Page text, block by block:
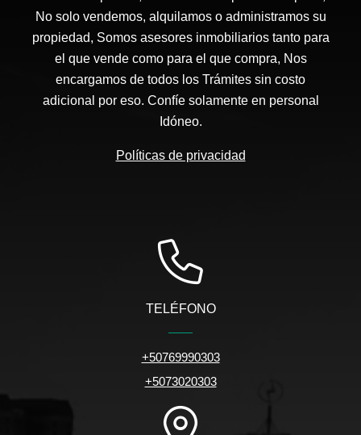
No solo vendemos, alquilamos o administramos su
propiedad, Somos asesores inmobiliarios tanto para
el que vende como para el que compra, Nos
encargamos de todos los Trámites sin costo
adicional por eso. Confíe solamente en personal
Idóneo.
Políticas de privacidad
TELÉFONO
+50769990303
+5073020303